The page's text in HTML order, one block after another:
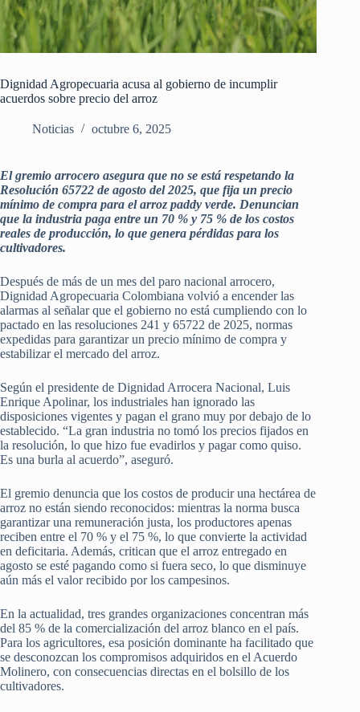
Dignidad Agropecuaria acusa al gobierno de incumplir
acuerdos sobre precio del arroz
Noticias octubre 6, 2025
El gremio arrocero asegura que no se está respetando la
Resolución 65722 de agosto del 2025, que fija un precio
mínimo de compra para el arroz paddy verde. Denuncian
que la industria paga entre un 70 % y 75 % de los costos
reales de producción, lo que genera pérdidas para los
cultivadores.
Después de más de un mes del paro nacional arrocero,
Dignidad Agropecuaria Colombiana volvió a encender las
alarmas al señalar que el gobierno no está cumpliendo con lo
pactado en las resoluciones 241 y 65722 de 2025, normas
expedidas para garantizar un precio mínimo de compra y
estabilizar el mercado del arroz.
Según el presidente de Dignidad Arrocera Nacional, Luis
Enrique Apolinar, los industriales han ignorado las
disposiciones vigentes y pagan el grano muy por debajo de lo
establecido. “La gran industria no tomó los precios fijados en
la resolución, lo que hizo fue evadirlos y pagar como quiso.
Es una burla al acuerdo”, aseguró.
El gremio denuncia que los costos de producir una hectárea de
arroz no están siendo reconocidos: mientras la norma busca
garantizar una remuneración justa, los productores apenas
reciben entre el 70 % y el 75 %, lo que convierte la actividad
en deficitaria. Además, critican que el arroz entregado en
agosto se esté pagando como si fuera seco, lo que disminuye
aún más el valor recibido por los campesinos.
En la actualidad, tres grandes organizaciones concentran más
del 85 % de la comercialización del arroz blanco en el país.
Para los agricultores, esa posición dominante ha facilitado que
se desconozcan los compromisos adquiridos en el Acuerdo
Molinero, con consecuencias directas en el bolsillo de los
cultivadores.